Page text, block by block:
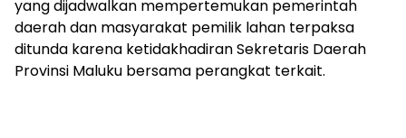
yang dijadwalkan mempertemukan pemerintah
daerah dan masyarakat pemilik lahan terpaksa
ditunda karena ketidakhadiran Sekretaris Daerah
Provinsi Maluku bersama perangkat terkait.